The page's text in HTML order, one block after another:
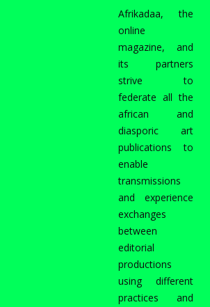
Afrikadaa, the
online
magazine, and
its partners
strive to
federate all the
african and
diasporic art
publications to
enable
transmissions
and experience
exchanges
between
editorial
productions
using different
practices and